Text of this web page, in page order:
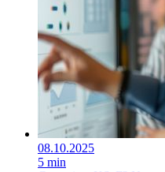
08.10.2025
5 min